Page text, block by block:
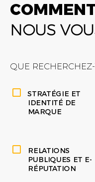
NOUS
QUE
STRATÉGIE ET
IDENTITÉ DE
MARQUE
RELATIONS
PUBLIQUES ET E-
RÉPUTATION